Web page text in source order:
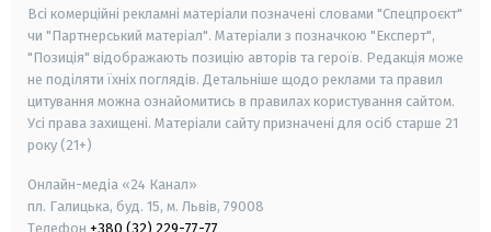
Всі комерційні рекламні матеріали позначені словами "Спецпроєкт"
чи "Партнерський матеріал". Матеріали з позначкою "Експерт",
"Позиція" відображають позицію авторів та героїв. Редакція може
не поділяти їхніх поглядів. Детальніше щодо реклами та правил
цитування можна ознайомитись в правилах користування сайтом.
Усі права захищені. Матеріали сайту призначені для осіб старше 21
року (21+)
Онлайн-медіа «24 Канал»
пл. Галицька, буд. 15, м. Львів, 79008
Телефон +380 (32) 229-77-77